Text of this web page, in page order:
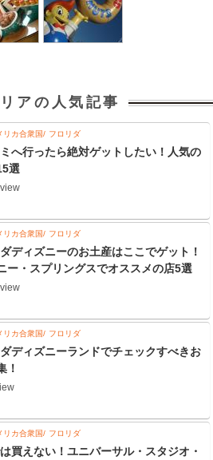
アの人気記事
リカ合衆国 フロリダ
へ行ったら絶対ゲットしたい！人気の
選
view
リカ合衆国 フロリダ
ディズニーのお土産はここでゲット！
ー・スプリングスでオススメの店5選
view
リカ合衆国 フロリダ
ディズニーランドでチェックすべきお
！
リカ合衆国 フロリダ
買えない！ユニバーサル・スタジオ・